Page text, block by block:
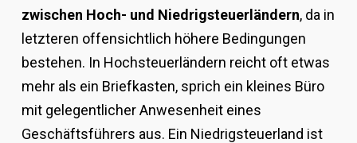
zwischen Hoch- und Niedrigsteuerländern, da in
letzteren offensichtlich höhere Bedingungen
bestehen. In Hochsteuerländern reicht oft etwas
mehr als ein Briefkasten, sprich ein kleines Büro
mit gelegentlicher Anwesenheit eines
Geschäftsführers aus. Ein Niedrigsteuerland ist